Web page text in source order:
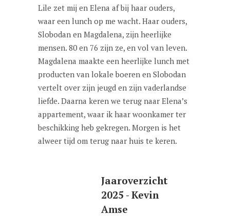
Lile zet mij en Elena af bij haar ouders,
waar een lunch op me wacht. Haar ouders,
Slobodan en Magdalena, zijn heerlijke
mensen. 80 en 76 zijn ze, en vol van leven.
Magdalena maakte een heerlijke lunch met
producten van lokale boeren en Slobodan
vertelt over zijn jeugd en zijn vaderlandse
liefde. Daarna keren we terug naar Elena’s
appartement, waar ik haar woonkamer ter
beschikking heb gekregen. Morgen is het
alweer tijd om terug naar huis te keren.
Jaaroverzicht
2025 - Kevin
Amse